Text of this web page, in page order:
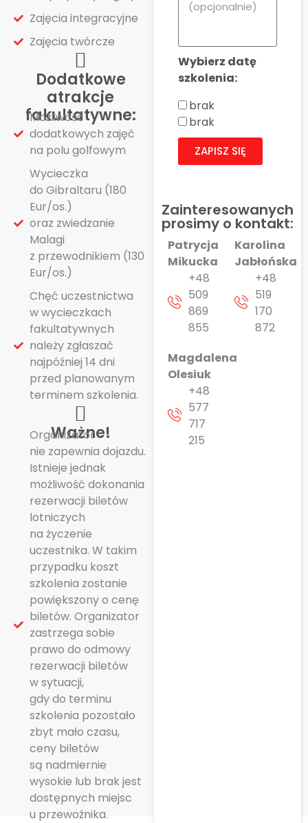
Zajęcia integracyjne
Zajęcia twórcze
Dodatkowe
atrakcje
fakultatywne:
Możliwość
dodatkowych zajęć
na polu golfowym
Wycieczka
do Gibraltaru (180
Eur/os.)
oraz zwiedzanie
Malagi
z przewodnikiem (130
Eur/os.)
Chęć uczestnictwa
w wycieczkach
fakultatywnych
należy zgłaszać
najpóźniej 14 dni
przed planowanym
terminem szkolenia.
Ważne!
Organizator
nie zapewnia dojazdu.
Istnieje jednak
możliwość dokonania
rezerwacji biletów
lotniczych
na życzenie
uczestnika. W takim
przypadku koszt
szkolenia zostanie
powiększony o cenę
biletów. Organizator
zastrzega sobie
prawo do odmowy
rezerwacji biletów
w sytuacji,
gdy do terminu
szkolenia pozostało
zbyt mało czasu,
ceny biletów
są nadmiernie
wysokie lub brak jest
dostępnych miejsc
u przewoźnika.
Wybierz datę
szkolenia:
brak
brak
ZAPISZ SIĘ
Zainteresowanych
prosimy o kontakt:
Patrycja
Mikucka
+48
509
869
855
Karolina
Jabłońska
+48
519
170
872
Magdalena
Olesiuk
+48
577
717
215